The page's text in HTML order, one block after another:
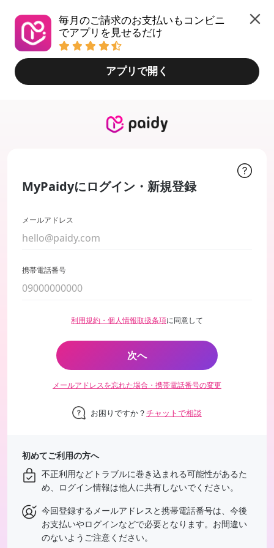
毎月のご請求のお支払いもコンビニ
でアプリを見せるだけ
アプリで開く
MyPaidyにログイン・新規登録
メールアドレス
携帯電話番号
利用規約・個人情報取扱条項に同意して
次へ
メールアドレスを忘れた場合・携帯電話番号の変更
お困りですか？チャットで相談
初めてご利用の方へ
不正利用などトラブルに巻き込まれる可能性があるた
め、ログイン情報は他人に共有しないでください。
今回登録するメールアドレスと携帯電話番号は、今後
お支払いやログインなどで必要となります。お間違い
のないようご注意ください。